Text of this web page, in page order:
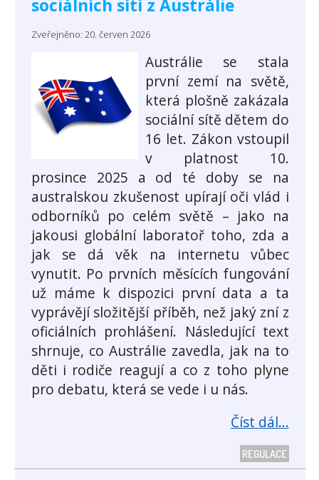
sociálních sítí z Austrálie
Zveřejněno: 20. červen 2026
Austrálie se stala
první zemí na světě,
která plošně zakázala
sociální sítě dětem do
16 let. Zákon vstoupil
v platnost 10.
prosince 2025 a od té doby se na
australskou zkušenost upírají oči vlád i
odborníků po celém světě – jako na
jakousi globální laboratoř toho, zda a
jak se dá věk na internetu vůbec
vynutit. Po prvních měsících fungování
už máme k dispozici první data a ta
vyprávějí složitější příběh, než jaký zní z
oficiálních prohlášení. Následující text
shrnuje, co Austrálie zavedla, jak na to
děti i rodiče reagují a co z toho plyne
pro debatu, která se vede i u nás.
Číst dál...
REGULACE